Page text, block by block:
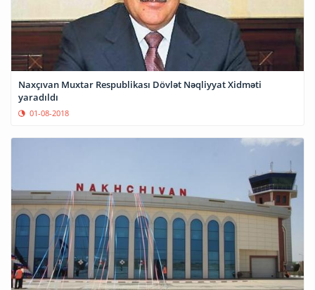
Naxçıvan Muxtar Respublikası Dövlət Nəqliyyat Xidməti
yaradıldı
01-08-2018